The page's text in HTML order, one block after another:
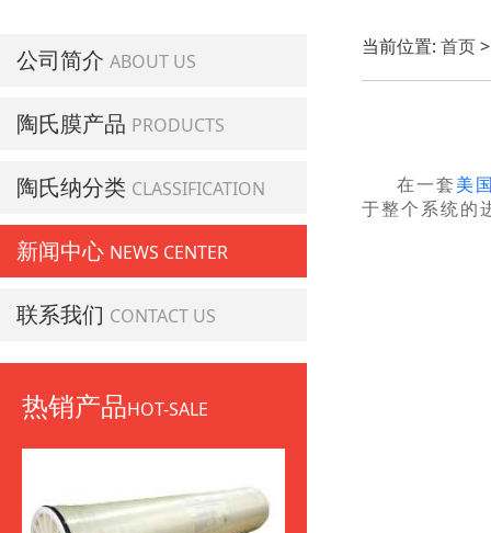
公司简介 ABOUT US
陶氏膜产品 PRODUCTS
陶氏纳分类 CLASSIFICATION
新闻中心 NEWS CENTER
联系我们 CONTACT US
热销产品HOT-SALE
当前位置: 首页
在一套 美
于整个系统的